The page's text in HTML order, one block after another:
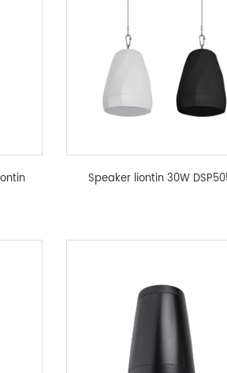
Speaker liontin 30W